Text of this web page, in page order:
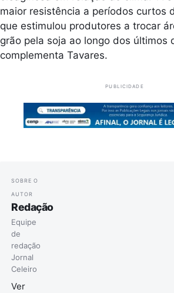
maior resistência a períodos curtos
que estimulou produtores a trocar
grão pela soja ao longo dos últimos
complementa Tavares.
PUBLICIDADE
SOBRE O
AUTOR
Redação
Equipe
de
redação
Jornal
Celeiro
Ver